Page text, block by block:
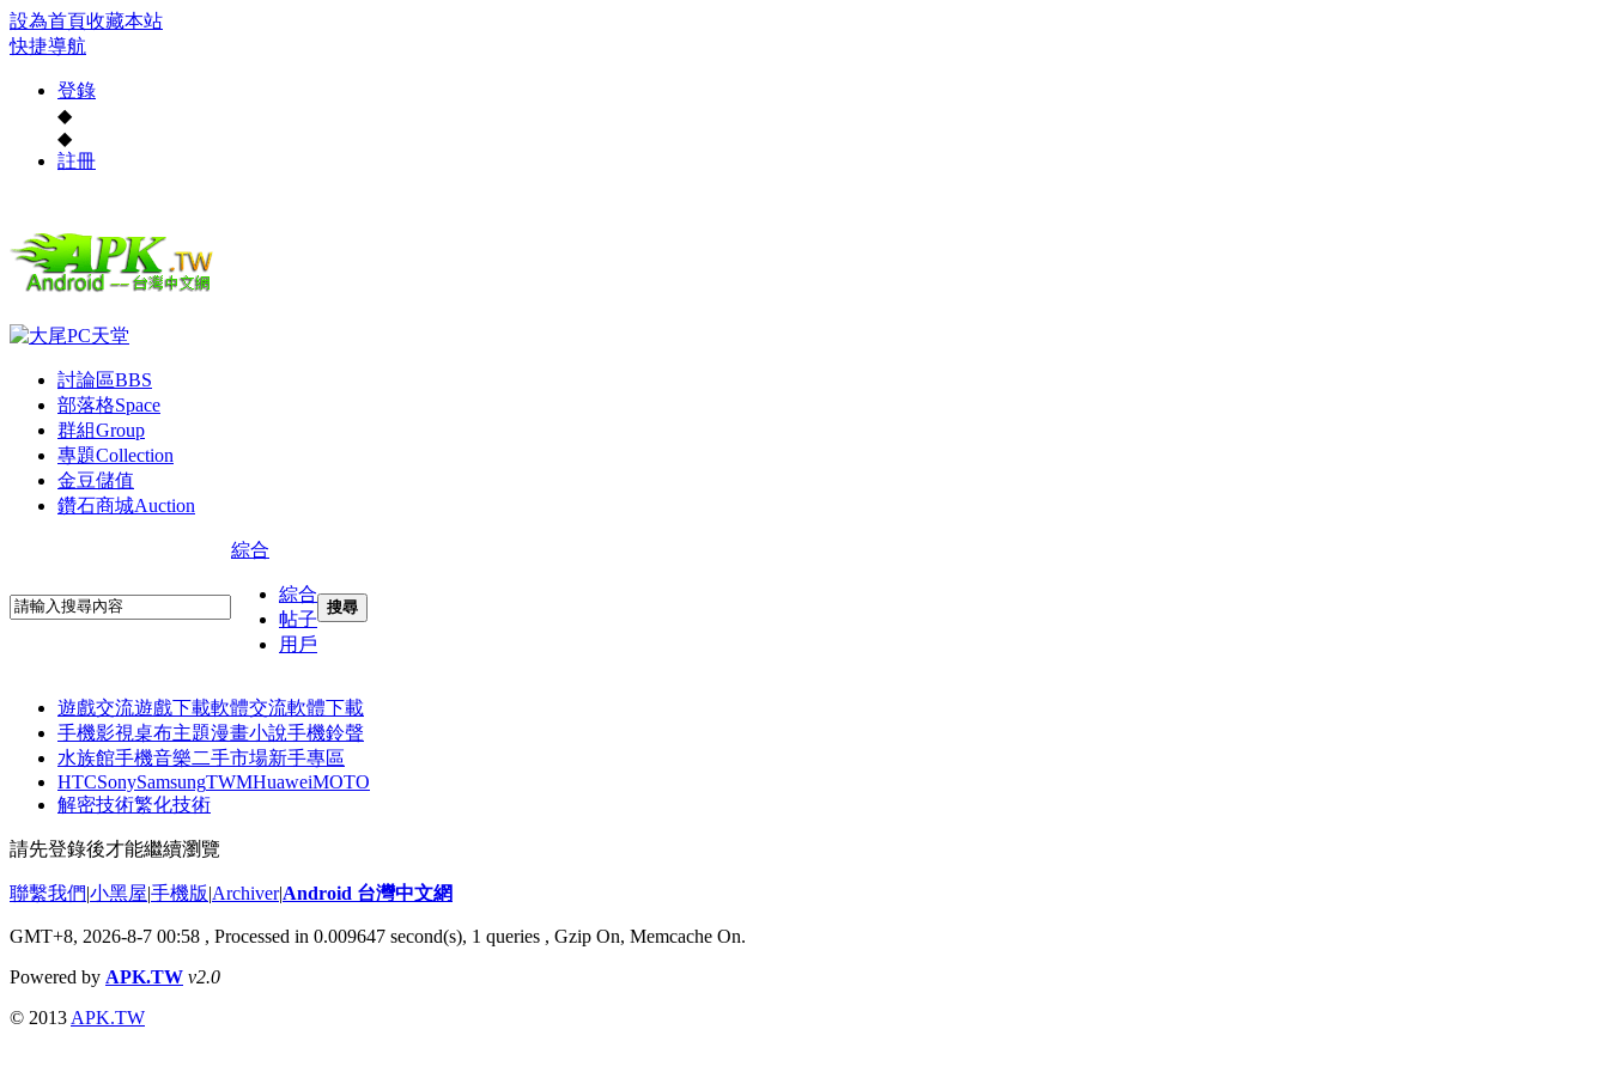
設為首頁收藏本站
快捷導航
登錄
◆
◆
註冊
討論區BBS
部落格Space
群組Group
專題Collection
金豆儲值
鑽石商城Auction
綜合
綜合
帖子
用戶
搜尋
遊戲交流遊戲下載軟體交流軟體下載
手機影視桌布主題漫畫小說手機鈴聲
水族館手機音樂二手市場新手專區
HTCSonySamsungTWMHuaweiMOTO
解密技術繁化技術
請先登錄後才能繼續瀏覽
聯繫我們|小黑屋|手機版|Archiver|Android 台灣中文網
GMT+8, 2026-8-7 00:58 , Processed in 0.009647 second(s), 1 queries , Gzip On, Memcache On.
Powered by APK.TW v2.0
© 2013 APK.TW